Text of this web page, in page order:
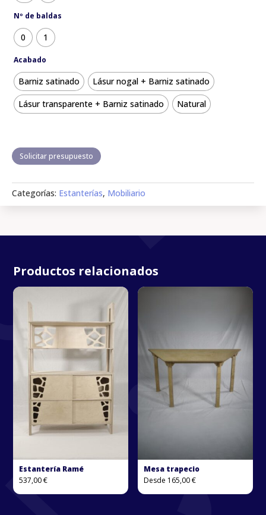
Nº de baldas
0 1
Acabado
Barniz satinado
Lásur nogal + Barniz satinado
Lásur transparente + Barniz satinado
Natural
Solicitar presupuesto
Categorías: Estanterías, Mobiliario
Productos relacionados
Estantería Ramé
537,00€
Mesa trapecio
Desde 165,00€